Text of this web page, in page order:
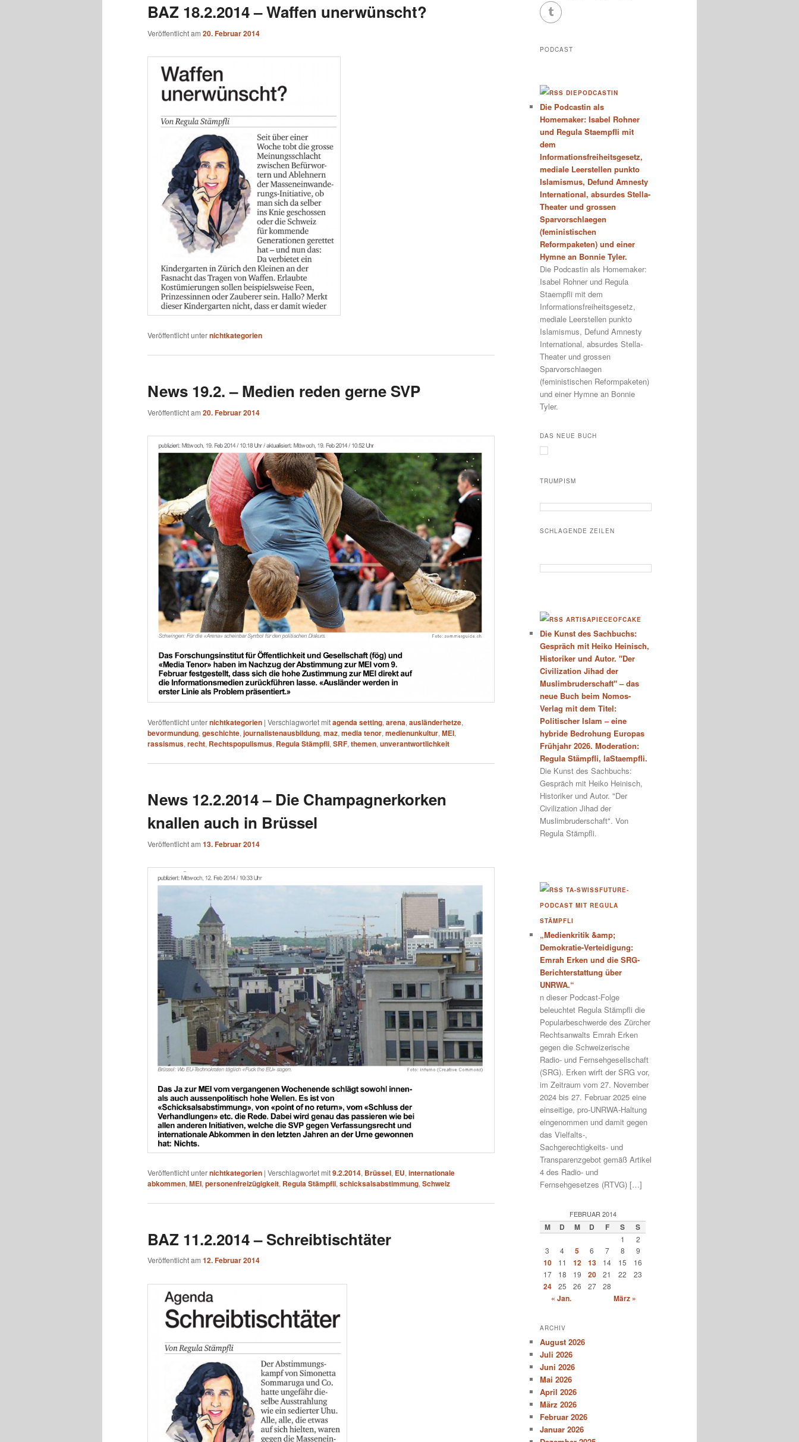
BAZ 18.2.2014 – Waffen unerwünscht?
Veröffentlicht am 20. Februar 2014
Veröffentlicht unternichtkategorien
News 19.2. – Medien reden gerne SVP
Veröffentlicht am 20. Februar 2014
Veröffentlicht unternichtkategorien | Verschlagwortet mitagenda setting, arena, ausländerhetze,
bevormundung, geschichte, journalistenausbildung, maz, media tenor, medienunkultur, MEI,
rassismus, recht, Rechtspopulismus, Regula Stämpfli, SRF, themen, unverantwortlichkeit
News 12.2.2014 – Die Champagnerkorken
knallen auch in Brüssel
Veröffentlicht am 13. Februar 2014
Veröffentlicht unternichtkategorien | Verschlagwortet mit9.2.2014, Brüssel, EU, internationale
abkommen, MEI, personenfreizügigkeit, Regula Stämpfli, schicksalsabstimmung, Schweiz
BAZ 11.2.2014 – Schreibtischtäter
Veröffentlicht am 12. Februar 2014
PODCAST
DIEPODCASTIN
Die Podcastin als
Homemaker: Isabel Rohner
und Regula Staempfli mit
dem
Informationsfreiheitsgesetz,
mediale Leerstellen punkto
Islamismus, Defund Amnesty
International, absurdes Stella-
Theater und grossen
Sparvorschlaegen
(feministischen
Reformpaketen) und einer
Hymne an Bonnie Tyler.
Die Podcastin als Homemaker:
Isabel Rohner und Regula
Staempfli mit dem
Informationsfreiheitsgesetz,
mediale Leerstellen punkto
Islamismus, Defund Amnesty
International, absurdes Stella-
Theater und grossen
Sparvorschlaegen
(feministischen Reformpaketen)
und einer Hymne an Bonnie
Tyler.
DAS NEUE BUCH
TRUMPISM
SCHLAGENDE ZEILEN
ARTISAPIECEOFCAKE
Die Kunst des Sachbuchs:
Gespräch mit Heiko Heinisch,
Historiker und Autor. "Der
Civilization Jihad der
Muslimbruderschaft" – das
neue Buch beim Nomos-
Verlag mit dem Titel:
Politischer Islam – eine
hybride Bedrohung Europas
Frühjahr 2026. Moderation:
Regula Stämpfli, laStaempfli.
Die Kunst des Sachbuchs:
Gespräch mit Heiko Heinisch,
Historiker und Autor. "Der
Civilization Jihad der
Muslimbruderschaft". Von
Regula Stämpfli.
TA-SWISSFUTURE-
PODCAST MIT REGULA
STÄMPFLI
„Medienkritik &amp;
Demokratie-Verteidigung:
Emrah Erken und die SRG-
Berichterstattung über
UNRWA.“
n dieser Podcast-Folge
beleuchtet Regula Stämpfli die
Popularbeschwerde des Zürcher
Rechtsanwalts Emrah Erken
gegen die Schweizerische
Radio- und Fernsehgesellschaft
(SRG). Erken wirft der SRG vor,
im Zeitraum vom 27. November
2024 bis 27. Februar 2025 eine
einseitige, pro-UNRWA-Haltung
eingenommen und damit gegen
das Vielfalts-,
Sachgerechtigkeits- und
Transparenzgebot gemäß Artikel
4 des Radio- und
Fernsehgesetzes (RTVG) […]
FEBRUAR 2014
M D M D F S S
1
2
3
4 5 6 7 8 9
10 11 12 13 14 15
16
17
18 19 20 21 22 23
24 25 26 27 28
« Jan. März »
ARCHIV
August 2026
Juli 2026
Juni 2026
Mai 2026
April 2026
März 2026
Februar 2026
Januar 2026